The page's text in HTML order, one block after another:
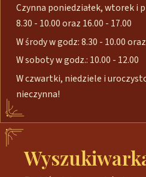
Czynna poniedziałek, wtorek i
8.30 - 10.00 oraz 16.00 - 17.00
W środy w godz: 8.30 - 10.00
W soboty w godz.: 10.00 - 12.00
W czwartki, niedziele i
nieczynna!